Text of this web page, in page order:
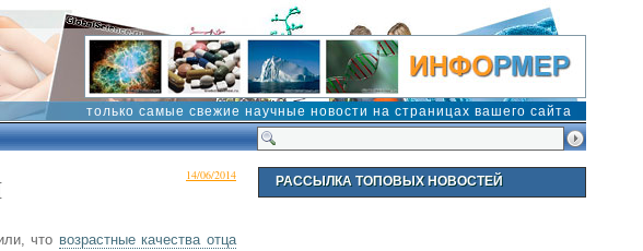
только самые свежие научные новости на страницах вашего сайта
14/06/2014
что возрастные качества отца
РАССЫЛКА ТОПОВЫХ НОВОСТЕЙ